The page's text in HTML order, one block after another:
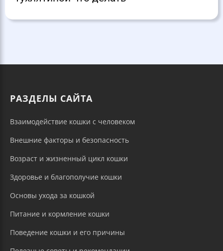
РАЗДЕЛЫ САЙТА
Взаимодействие кошки с человеком
Внешние факторы и безопасность
Возраст и жизненный цикл кошки
Здоровье и благополучие кошки
Основы ухода за кошкой
Питание и кормление кошки
Поведение кошки и его причины